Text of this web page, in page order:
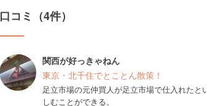
口コミ（4件）
関西が好っきゃねん
東京・北千住でとことん散策！
足立市場の元仲買人が足立市場で仕入れた
しむことができる。